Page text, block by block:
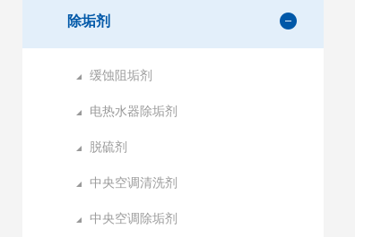
除垢剂
缓蚀阻垢剂
电热水器除垢剂
脱硫剂
中央空调清洗剂
中央空调除垢剂